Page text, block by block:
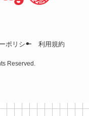
ポリシー 利⽤規約
Reserved.